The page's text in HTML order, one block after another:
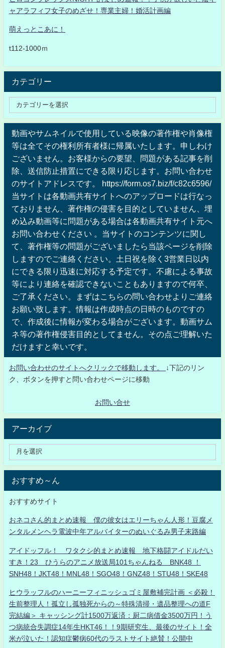
ャアラフィフ女子のめざせ！専業主婦！婚活計画編
萌えっとこあに！
t112-1000ｍ
カテゴリー
動画やサムネイルで使用している映像の著作権や肖像権
等は全てその権利所有者様に帰属いたします。申しわけ
ございません。お客様からの要望、問題がある記事を削
除、送信防止措置にできる限り応じます。お問い合わせ
のサイトアドレスです。 https://form.os7.biz/f/c82c6596/
当サイトは各動画共有サイトへのアップロードは行なっ
ておりません、著作権の侵害を目的としていません、埋
め込み動画等に問題がある場合は各動画共有サイト元へ
お問い合わせください 。当サイトのコンテンツに関し
て、著作権等の問題がございましたら当該ページを削除
しますのでご連絡ください。土日祝を除く3営業日以内
にできる限り迅速に対応する予定です。不慮による事故
等により連絡を確認できないこともありますので何卒、
ご了承ください。まずはこちらの問い合わせよりご連絡
お願い致します。情報は作成時点の日時のものですの
で、作成後に情報が変わる場合がございます。動画サム
ネ等の著作権侵害目的としてません。その点ご理解いた
だけますと幸いです。
お問い合わせのサイトへクリックで移動します。
↓下記のリン
ク、ボタンを押すと問い合わせページに移動
お問い合せ
アーカイブ
おすすめ～ん
おすすめサイト
おネコさん的まとめ速報 僕の彼女はエリーちゃん人形！豆腐メ
ンタルメンヘラ電波中年アルバイターのぬいぐるみ男子末路編
アイドッフル！ ワタクシ的まとめ速報 地下格闘アイドルだい
すき！23 ひうらのアニメ放送局101ちゃんねる BNK48 ！
SNH48！JKT48！MNL48！SGO48！GNZ48！STU48！SKE48
ヒウラッフルのハーニーフィニッシュゴミ屋敷補完計画 ＜必殺！
生前整理人！孤立し孤独死からの～特殊清掃・遺品整理への道F
完結編＞ キャッシング計1500万返済：厨二病借金3500万円！う
つ病統合失調症14年生HKT46！！9期研究生、最後のサイト！全
米が泣いた！認知症鬱病60代のラストサイト絶賛！公開中